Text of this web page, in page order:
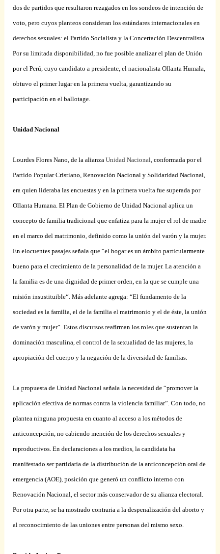
dos de partidos que resultaron rezagados en los sondeos de intención de
voto, pero cuyos planteos consideran los estándares internacionales en
derechos sexuales: el Partido Socialista y la Concertación Descentralista.
Por su limitada disponibilidad, no fue posible analizar el plan de Unión
por el Perú, cuyo candidato a presidente, el nacionalista Ollanta Humala,
obtuvo el primer lugar en la primera vuelta, garantizando su
participación en el ballotage.
Unidad Nacional
Lourdes Flores Nano, de la alianzaUnidad Nacional, conformada por el
Partido Popular Cristiano, Renovación Nacional y Solidaridad Nacional,
era quien lideraba las encuestas y en la primera vuelta fue superada por
Ollanta Humana. El Plan de Gobierno de Unidad Nacional aplica un
concepto de familia tradicional que enfatiza para la mujer el rol de madre
en el marco del matrimonio, definido como la unión del varón y la mujer.
En elocuentes pasajes señala que “el hogar es un ámbito particularmente
bueno para el crecimiento de la personalidad de la mujer. La atención a
la familia es de una dignidad de primer orden, en la que se cumple una
misión insustituible“. Más adelante agrega: “El fundamento de la
sociedad es la familia, el de la familia el matrimonio y el de éste, la unión
de varón y mujer”. Estos discursos reafirman los roles que sustentan la
dominación masculina, el control de la sexualidad de las mujeres, la
apropiación del cuerpo y la negación de la diversidad de familias.
La propuesta de Unidad Nacional señala la necesidad de “promover la
aplicación efectiva de normas contra la violencia familiar”. Con todo, no
plantea ninguna propuesta en cuanto al acceso a los métodos de
anticoncepción, no cabiendo mención de los derechos sexuales y
reproductivos. En declaraciones a los medios, la candidata ha
manifestado ser partidaria de la distribución de la anticoncepción oral de
emergencia (AOE), posición que generó un conflicto interno con
Renovación Nacional, el sector más conservador de su alianza electoral.
Por otra parte, se ha mostrado contraria a la despenalización del aborto y
al reconocimiento de las uniones entre personas del mismo sexo.